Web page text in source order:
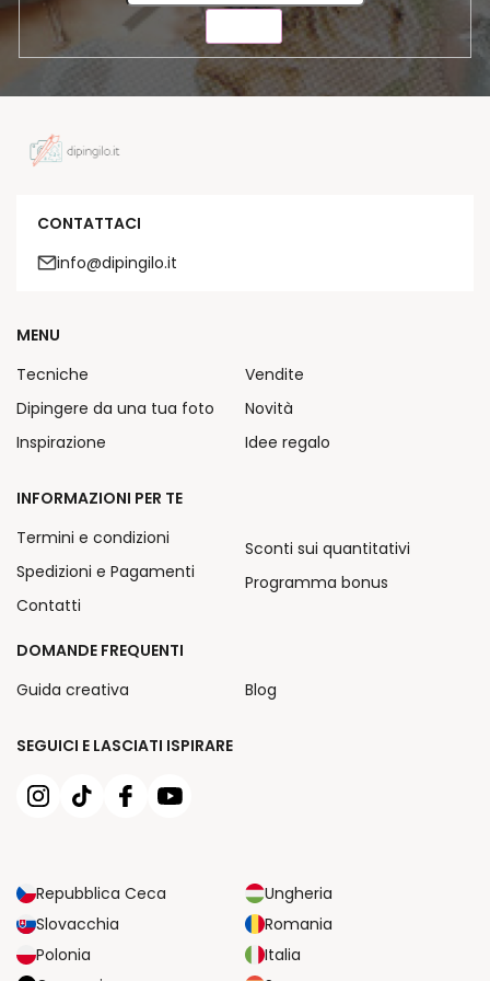
CONTATTACI
info@dipingilo.it
SEGUICI E LASCIATI ISPIRARE
Repubblica Ceca
Ungheria
Slovacchia
Romania
Polonia
Italia
MENU
Tecniche
Dipingere da una tua foto
Inspirazione
Vendite
Novità
Idee regalo
INFORMAZIONI PER TE
Termini e condizioni
Spedizioni e Pagamenti
Contatti
Sconti sui quantitativi
Programma bonus
DOMANDE FREQUENTI
Guida creativa
Blog